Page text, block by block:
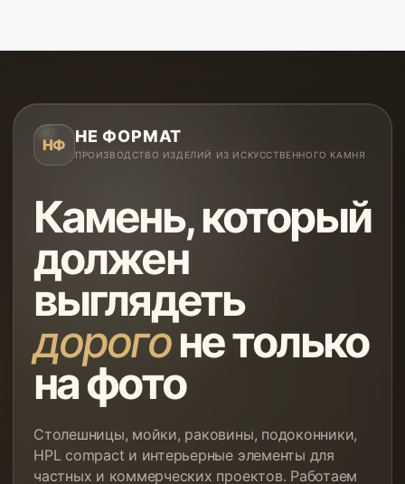
НФ НЕ ФОРМАТ
ПРОИЗВОДСТВО ИЗДЕЛИЙ ИЗ ИСКУССТВЕННОГО КАМНЯ
Камень, который
должен
выглядеть
дорогоне только
на фото
Столешницы, мойки, раковины, подоконники,
HPL compact и интерьерные элементы для
частных и коммерческих проектов. Работаем